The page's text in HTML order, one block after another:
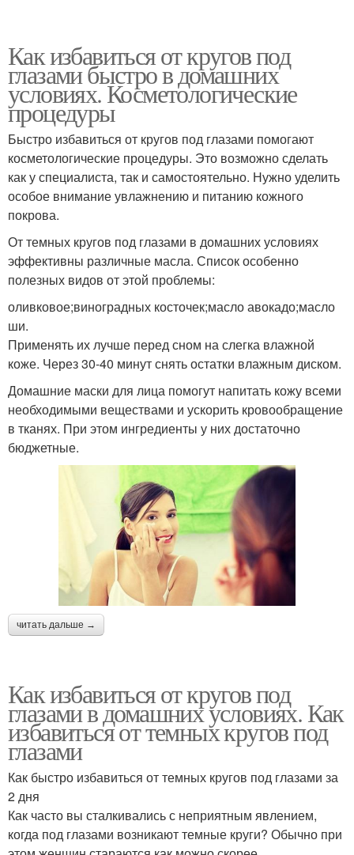
Как избавиться от кругов под
глазами быстро в домашних
условиях. Косметологические
процедуры
Быстро избавиться от кругов под глазами помогают
косметологические процедуры. Это возможно сделать
как у специалиста, так и самостоятельно. Нужно уделить
особое внимание увлажнению и питанию кожного
покрова.
От темных кругов под глазами в домашних условиях
эффективны различные масла. Список особенно
полезных видов от этой проблемы:
оливковое;виноградных косточек;масло авокадо;масло
ши.
Применять их лучше перед сном на слегка влажной
коже. Через 30-40 минут снять остатки влажным диском.
Домашние маски для лица помогут напитать кожу всеми
необходимыми веществами и ускорить кровообращение
в тканях. При этом ингредиенты у них достаточно
бюджетные.
читать дальше →
Как избавиться от кругов под
глазами в домашних условиях. Как
избавиться от темных кругов под
глазами
Как быстро избавиться от темных кругов под глазами за
2 дня
Как часто вы сталкивались с неприятным явлением,
когда под глазами возникают темные круги? Обычно при